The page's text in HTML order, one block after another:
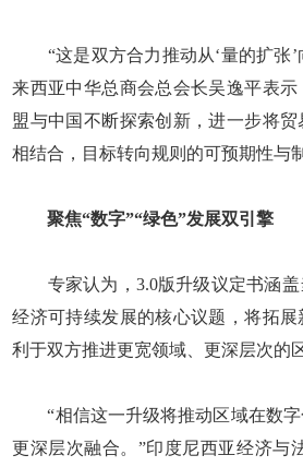
“这是双方合力推动从‘量的扩张’
来西亚中华总商会总会长吴逸平表
盟与中国不断探索创新，进一步将
相结合，目标转向规则的可预期性与
聚焦“数字”“绿色”发展双引擎
专家认为，3.0版升级议定书涵盖
经济可持续发展的核心议题，将拓
利于双方推进更宽领域、更深层次的
“相信这一升级将推动区域在数字
更深层次融合。”印度尼西亚经济与